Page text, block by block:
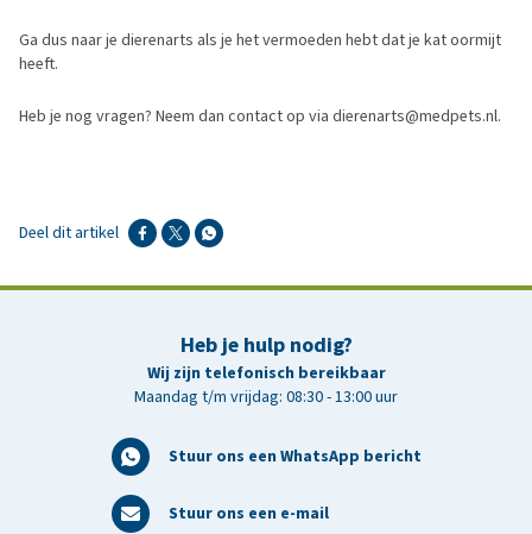
Ga dus naar je dierenarts als je het vermoeden hebt dat je kat oormijt
heeft.
Heb je nog vragen? Neem dan contact op via dierenarts@medpets.nl.
Deel dit artikel
Heb je hulp nodig?
Wij zijn telefonisch bereikbaar
Maandag t/m vrijdag: 08:30 - 13:00 uur
Stuur ons een WhatsApp bericht
Stuur ons een e-mail